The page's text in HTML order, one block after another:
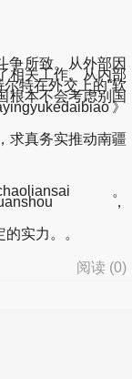
所致。从外部因
相关工作。从内部
特在外交上的“软
根本不会考虑别国
》
求真务实推动南疆
。
，
实力。。
阅读 (0)